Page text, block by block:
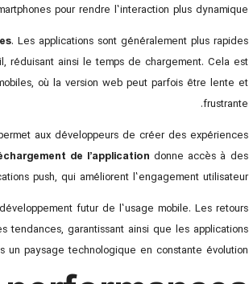
pour rendre l’interaction plus dynamique.
. Les applications sont généralement plus rapides
réduisant ainsi le temps de chargement. Cela est
où la version web peut parfois être lente et
frustrante.
aux développeurs de créer des expériences
de l’application donne accès à des
push, qui améliorent l’engagement utilisateur.
futur de l’usage mobile. Les retours
garantissant ainsi que les applications
un paysage technologique en constante évolution.